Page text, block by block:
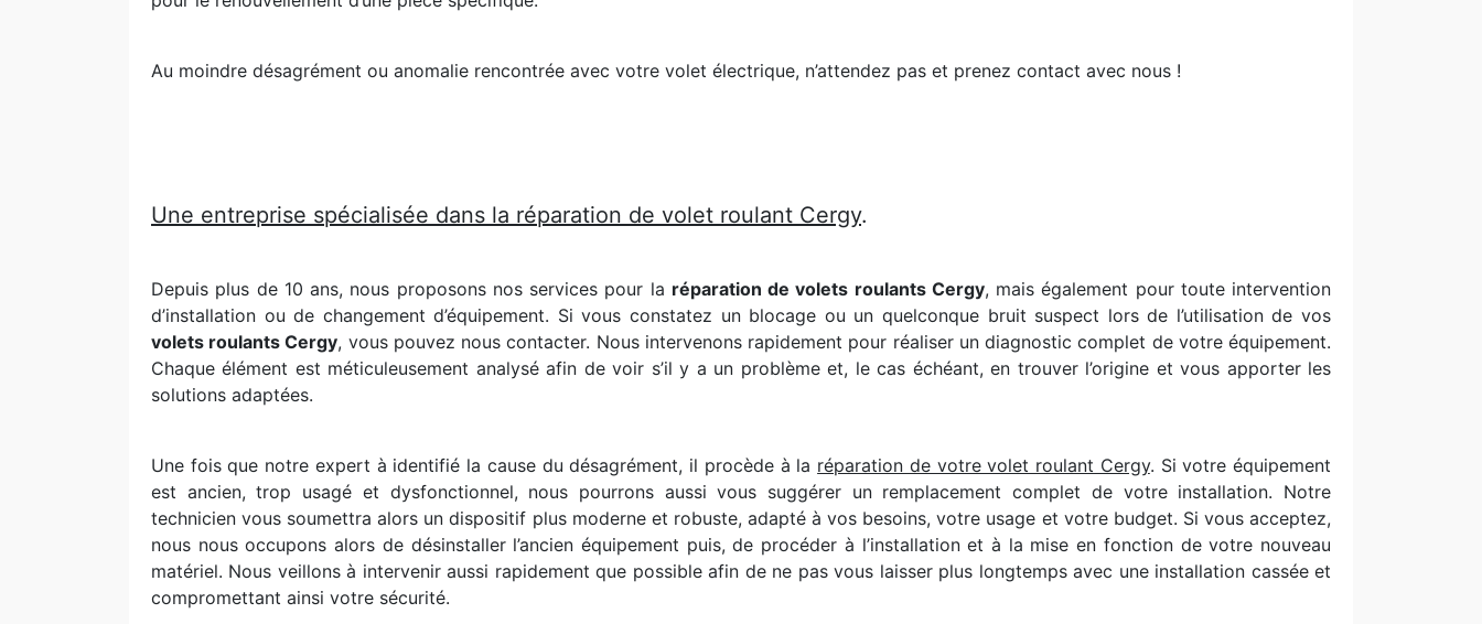
Au moindre désagrément ou anomalie rencontrée avec votre volet électrique, n’attendez pas et prenez contact avec nous !
Une entreprise spécialisée dans la réparation de volet roulant Cergy.
Depuis plus de 10 ans, nous proposons nos services pour la réparation de volets roulants Cergy, mais également pour toute intervention
d’installation ou de changement d’équipement. Si vous constatez un blocage ou un quelconque bruit suspect lors de l’utilisation de vos
volets roulants Cergy, vous pouvez nous contacter. Nous intervenons rapidement pour réaliser un diagnostic complet de votre équipement.
Chaque élément est méticuleusement analysé afin de voir s’il y a un problème et, le cas échéant, en trouver l’origine et vous apporter les
solutions adaptées.
Une fois que notre expert à identifié la cause du désagrément, il procède à la réparation de votre volet roulant Cergy. Si votre équipement
est ancien, trop usagé et dysfonctionnel, nous pourrons aussi vous suggérer un remplacement complet de votre installation. Notre
technicien vous soumettra alors un dispositif plus moderne et robuste, adapté à vos besoins, votre usage et votre budget. Si vous acceptez,
nous nous occupons alors de désinstaller l’ancien équipement puis, de procéder à l’installation et à la mise en fonction de votre nouveau
matériel. Nous veillons à intervenir aussi rapidement que possible afin de ne pas vous laisser plus longtemps avec une installation cassée et
compromettant ainsi votre sécurité.